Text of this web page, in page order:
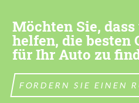
Möchten Sie,
helfen, die besten
für Ihr Auto zu
FORDERN SIE EINEN